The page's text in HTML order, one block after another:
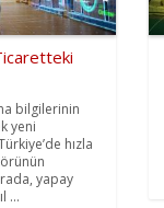
bilgilerinin
yeni
hızla
yapay
...